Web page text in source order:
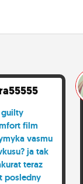
film
vasmu
ja tak
teraz
posledny